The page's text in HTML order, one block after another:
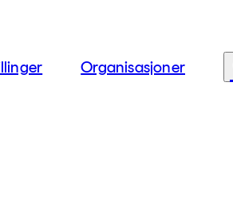
Organisasjoner